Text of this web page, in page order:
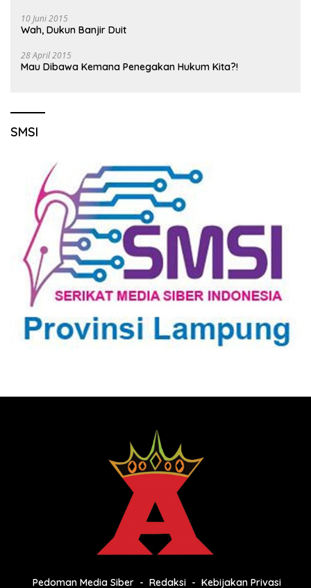
10 Juni 2015
Wah, Dukun Banjir Duit
28 April 2015
Mau Dibawa Kemana Penegakan Hukum Kita?!
SMSI
Pedoman Media Siber Redaksi Kebijakan Privasi